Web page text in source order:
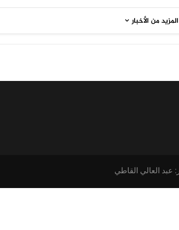
المزيد من الأخبار
عبد العالي القاطي